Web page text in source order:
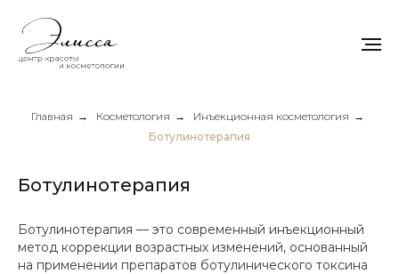
Главная → Косметология → Инъекционная косметология →
Ботулинотерапия
Ботулинотерапия
Ботулинотерапия — это современный инъекционный
метод коррекции возрастных изменений, основанный
на применении препаратов ботулинического токсина